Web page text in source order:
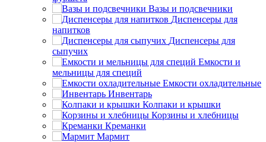
Вазы и подсвечники
Диспенсеры для
напитков
Диспенсеры для
сыпучих
Емкости и
мельницы для специй
Емкости охладительные
Инвентарь
Колпаки и крышки
Корзины и хлебницы
Креманки
Мармит